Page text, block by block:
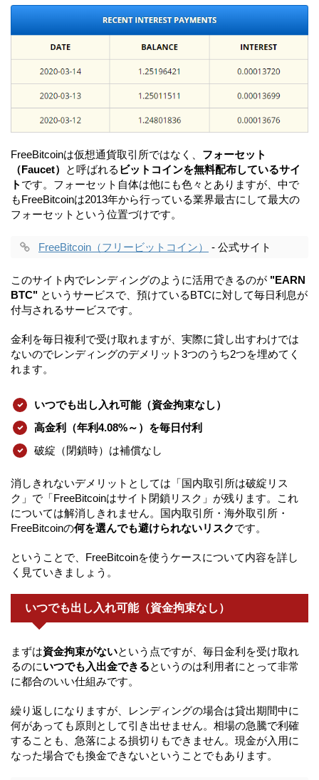
FreeBitcoinは仮想通貨取引所ではなく、 フォーセット
（Faucet）
と呼ばれる ビットコインを無料配布しているサイ
ト です。フォーセット自体は他にも色々とありますが、中で
もFreeBitcoinは2013年から行っている業界最古にして最大の
フォーセットという位置づけです。
FreeBitcoin（フリービットコイン） - 公式サイト
このサイト内でレンディングのように活用できるのが "EARN
BTC" というサービスで、預けているBTCに対して毎日利息が
付与されるサービスです。
金利を毎日複利で受け取れますが、実際に貸し出すわけでは
ないのでレンディングのデメリット3つのうち2つを埋めてく
れます。
いつでも出し入れ可能（資金拘束なし）
高金利（年利4.08%～）を毎日付利
破綻（閉鎖時）は補償なし
消しきれないデメリットとしては「国内取引所は破綻リス
ク」で「FreeBitcoinはサイト閉鎖リスク」が残ります。これ
については解消しきれません。国内取引所・海外取引所・
FreeBitcoinの何を選んでも避けられないリスクです。
ということで、FreeBitcoinを使うケースについて内容を詳し
く見ていきましょう。
いつでも出し入れ可能（資金拘束なし）
まずは資金拘束がないという点ですが、毎日金利を受け取れ
るのにいつでも入出金できるというのは利用者にとって非常
に都合のいい仕組みです。
繰り返しになりますが、レンディングの場合は貸出期間中に
何があっても原則として引き出せません。相場の急騰で利確
することも、急落による損切りもできません。現金が入用に
なった場合でも換金できないということでもあります。